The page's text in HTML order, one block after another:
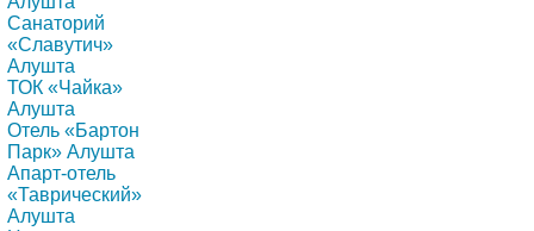
Санаторий
«Славутич»
Алушта
ТОК «Чайка»
Алушта
Отель «Бартон
Парк» Алушта
Апарт-отель
«Таврический»
Алушта